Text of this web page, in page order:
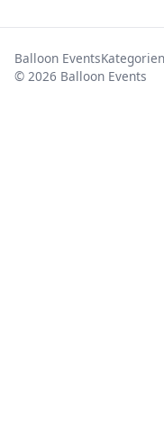
Balloon EventsKategorien
© 2026 Balloon Events